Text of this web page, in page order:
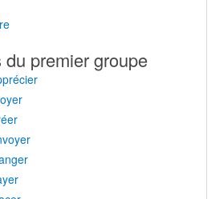
premier groupe